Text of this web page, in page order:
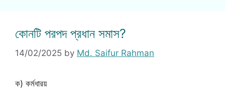
কোনটি পরপদ প্রধান সমাস?
14/02/2025 by Md. Saifur Rahman
ক) কর্মধারয়